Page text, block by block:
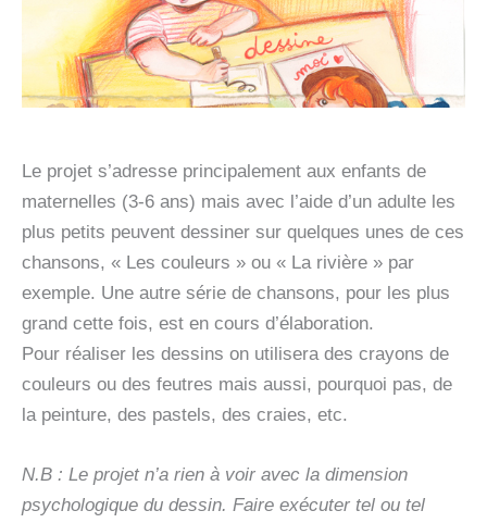
Le projet s’adresse principalement aux enfants de
maternelles (3-6 ans) mais avec l’aide d’un adulte les
plus petits peuvent dessiner sur quelques unes de ces
chansons, « Les couleurs » ou « La rivière » par
exemple. Une autre série de chansons, pour les plus
grand cette fois, est en cours d’élaboration.
Pour réaliser les dessins on utilisera des crayons de
couleurs ou des feutres mais aussi, pourquoi pas, de
la peinture, des pastels, des craies, etc.
N.B : Le projet n’a rien à voir avec la dimension
psychologique du dessin. Faire exécuter tel ou tel